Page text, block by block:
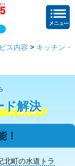
ス内容 > キッチン・
ド解決
！
北町の水道トラ